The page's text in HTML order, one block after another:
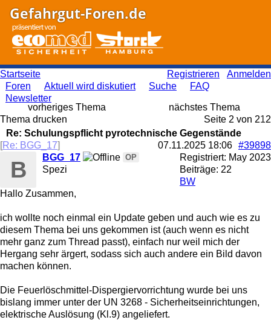
Gefahrgut-Foren.de
Registrieren Anmelden
Startseite
Foren
Aktuell wird diskutiert Suche
FAQ
Newsletter
vorheriges Thema
nächstes Thema
Thema drucken
Seite 2 von 212
Re: Schulungspflicht pyrotechnische Gegenstände
[Re: BGG_17] #39898
07.11.2025 18:06
Registriert: May 2023
Beiträge: 22
BW
B BGG_17 OP
Spezi
Hallo Zusammen,
ich wollte noch einmal ein Update geben und auch wie es zu
diesem Thema bei uns gekommen ist (auch wenn es nicht
mehr ganz zum Thread passt), einfach nur weil mich der
Hergang sehr ärgert, sodass sich auch andere ein Bild davon
machen können.
Die Feuerlöschmittel-Dispergiervorrichtung wurde bei uns
bislang immer unter der UN 3268 - Sicherheitseinrichtungen,
elektrische Auslösung (Kl.9) angeliefert.